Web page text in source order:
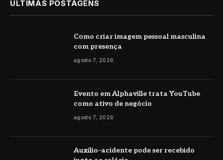
ÚLTIMAS POSTAGENS
Como criar imagem pessoal masculina
com presença
agosto 7, 2026
Evento em Alphaville trata YouTube
como ativo de negócio
agosto 7, 2026
Auxílio-acidente pode ser recebido